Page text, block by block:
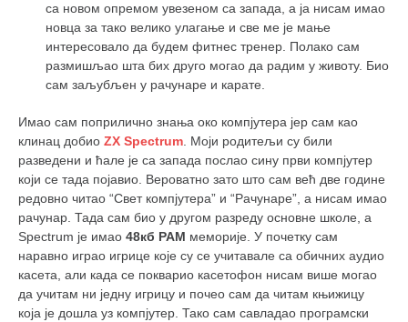
кихон
кушанку
темашивари
кобудо
нунчаку
бо
тонфа
саи
тимбеи рочин
са новом опремом увезеном са запада, а ја нисам имао
новца за тако велико улагање и све ме је мање
интересовало да будем фитнес тренер. Полако сам
размишљао шта бих друго могао да радим у животу. Био
сам заљубљен у рачунаре и карате.
Имао сам поприлично знања око компјутера јер сам као
клинац добио ZX Spectrum. Моји родитељи су били
разведени и ћале је са запада послао сину први компјутер
који се тада појавио. Вероватно зато што сам већ две године
редовно читао “Свет компјутера” и “Рачунаре”, а нисам имао
рачунар. Тада сам био у другом разреду основне школе, а
Spectrum је имао 48кб РАМ меморије. У почетку сам
наравно играо игрице које су се учитавале са обичних аудио
касета, али када се покварио касетофон нисам више могао
да учитам ни једну игрицу и почео сам да читам књижицу
која је дошла уз компјутер. Тако сам савладао програмски